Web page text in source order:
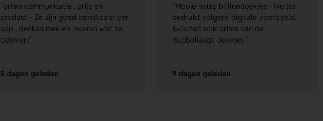
"prima communicatie , prijs en
product - Ze zijn goed bereikbaar per
app , denken mee en leveren wat ze
beloven."
5 dagen geleden
"Mooie nette brillendoekjes - Netjes
bedrukt volgens digitale voorbeeld.
Kwaliteit ook prima van de
dubbellaags doekjes."
9 dagen geleden